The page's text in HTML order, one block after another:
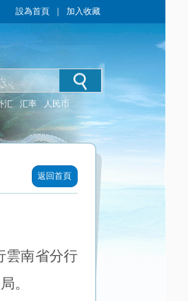
設為首頁 加入收藏
汇 汇率 人民币
返回首頁
雲南省分行
。